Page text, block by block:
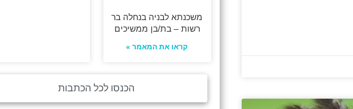
משכנתא לבניה בנחלה בר
רשות – בת/בן ממשיכים
קראו את המאמר »
הכנסו לכל הכתבות